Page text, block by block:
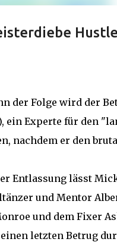
der Folge wird der
ein Experte für den
nachdem er den
Entlassung lässt
und Mentor
und dem Fixer
letzten Betrug